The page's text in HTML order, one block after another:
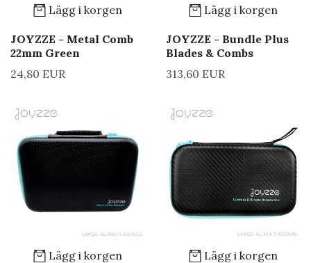
Lägg i korgen
JOYZZE - Metal Comb
22mm Green
24,80 EUR
Lägg i korgen
JOYZZE - Bundle Plus
Blades & Combs
313,60 EUR
Lägg i korgen Lägg i korgen